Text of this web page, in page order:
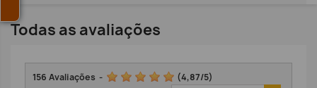
Todas as avaliações
156 Avaliações - (4,87/5)